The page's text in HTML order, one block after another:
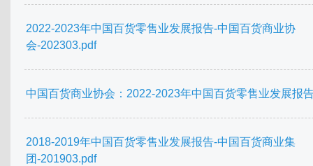
2022-2023年中国百货零售业发展报告-中国百货商业协
会-202303.pdf
中国百货商业协会：2022-2023年中国百货零售业发展报
2018-2019年中国百货零售业发展报告-中国百货商业集
团-201903.pdf